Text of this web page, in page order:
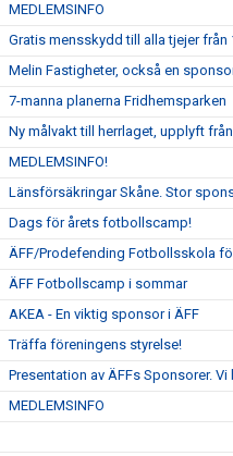
MEDLEMSINFO
Gratis mensskydd till alla tjejer från
Melin Fastigheter, också en
7-manna planerna Fridhemsparken
Ny målvakt till herrlaget, upplyft från
MEDLEMSINFO!
Länsförsäkringar Skåne. Stor
Dags för årets fotbollscamp!
ÄFF/Prodefending Fotbollsskola
ÄFF Fotbollscamp i sommar
AKEA - En viktig sponsor i ÄFF
Träffa föreningens styrelse!
Presentation av ÄFFs Sponsorer.
MEDLEMSINFO